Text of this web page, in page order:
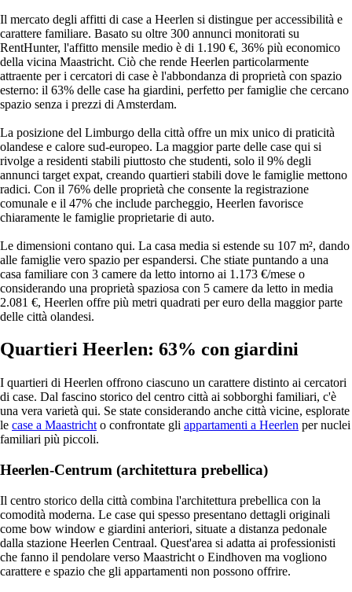
Il mercato degli affitti di case a Heerlen si distingue per accessibilità e
carattere familiare. Basato su oltre 300 annunci monitorati su
RentHunter, l'affitto mensile medio è di 1.190 €, 36% più economico
della vicina Maastricht. Ciò che rende Heerlen particolarmente
attraente per i cercatori di case è l'abbondanza di proprietà con spazio
esterno: il 63% delle case ha giardini, perfetto per famiglie che cercano
spazio senza i prezzi di Amsterdam.
La posizione del Limburgo della città offre un mix unico di praticità
olandese e calore sud-europeo. La maggior parte delle case qui si
rivolge a residenti stabili piuttosto che studenti, solo il 9% degli
annunci target expat, creando quartieri stabili dove le famiglie mettono
radici. Con il 76% delle proprietà che consente la registrazione
comunale e il 47% che include parcheggio, Heerlen favorisce
chiaramente le famiglie proprietarie di auto.
Le dimensioni contano qui. La casa media si estende su 107 m², dando
alle famiglie vero spazio per espandersi. Che stiate puntando a una
casa familiare con 3 camere da letto intorno ai 1.173 €/mese o
considerando una proprietà spaziosa con 5 camere da letto in media
2.081 €, Heerlen offre più metri quadrati per euro della maggior parte
delle città olandesi.
Quartieri Heerlen: 63% con giardini
I quartieri di Heerlen offrono ciascuno un carattere distinto ai cercatori
di case. Dal fascino storico del centro città ai sobborghi familiari, c'è
una vera varietà qui. Se state considerando anche città vicine, esplorate
le case a Maastricht o confrontate gli appartamenti a Heerlen per nuclei
familiari più piccoli.
Heerlen-Centrum (architettura prebellica)
Il centro storico della città combina l'architettura prebellica con la
comodità moderna. Le case qui spesso presentano dettagli originali
come bow window e giardini anteriori, situate a distanza pedonale
dalla stazione Heerlen Centraal. Quest'area si adatta ai professionisti
che fanno il pendolare verso Maastricht o Eindhoven ma vogliono
carattere e spazio che gli appartamenti non possono offrire.